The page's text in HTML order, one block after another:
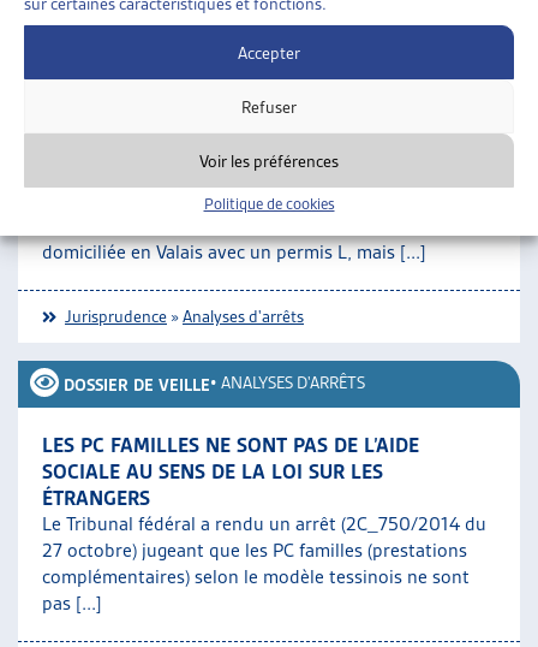
Accepter
Refuser
Voir les préférences
Politique de cookies
Analyses d'arrêts
•ANALYSES D'ARRÊTS
SOCIALE POUR PERMIS « L » NON TRAVAILLEUR
Le Tribunal fédéral a rendu un arrêt le 22 octobre
domiciliée en Valais avec un permis L, mais [...]
Jurisprudence »Analyses d'arrêts
DOSSIER DE VEILLE• ANALYSES D'ARRÊTS
LES PC FAMILLES NE SONT PAS DE L’AIDE
SOCIALE AU SENS DE LA LOI SUR LES
ÉTRANGERS
Le Tribunal fédéral a rendu un arrêt (2C_750/2014 du
27 octobre) jugeant que les PC familles (prestations
complémentaires) selon le modèle tessinois ne sont
pas [...]